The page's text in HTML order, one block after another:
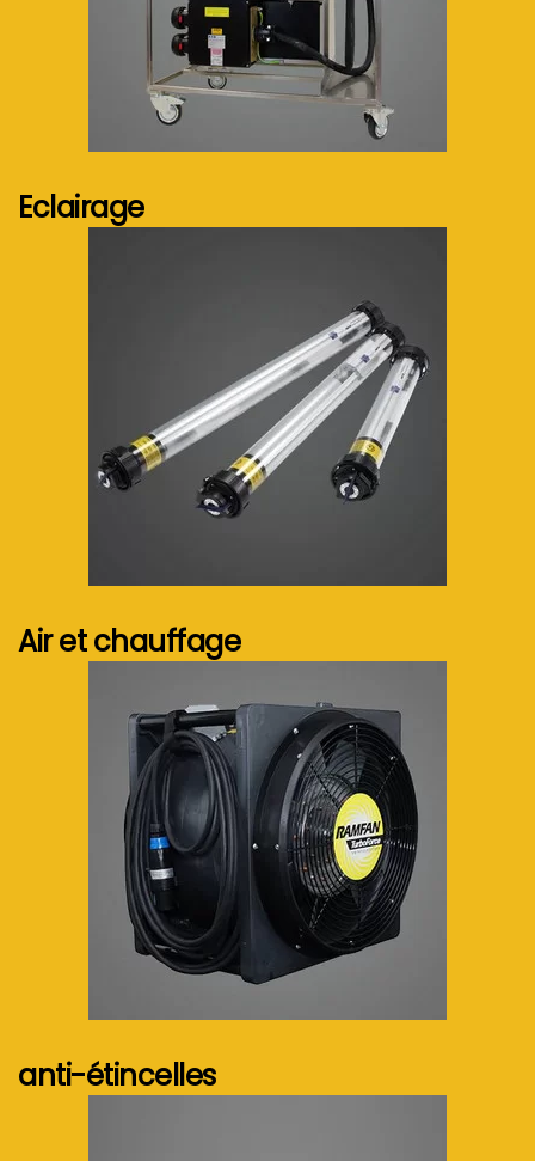
Eclairage
Air et chauffage
anti-étincelles